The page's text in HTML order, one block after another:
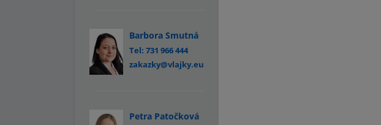
Barbora Smutná
Tel: 731 966 444
zakazky@vlajky.eu
Petra Patočková